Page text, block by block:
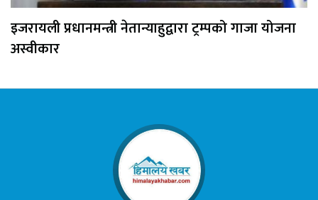
इजरायली प्रधानमन्त्री नेतान्याहुद्वारा ट्रम्पको गाजा योजना
अस्वीकार